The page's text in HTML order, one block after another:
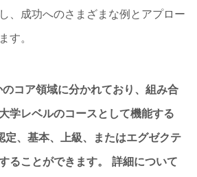
、成功へのさまざまな例とアプロー
す。
コア領域に分かれており、組み合
学レベルのコースとして機能する
定、基本、上級、またはエグゼクテ
ることができます。 詳細について